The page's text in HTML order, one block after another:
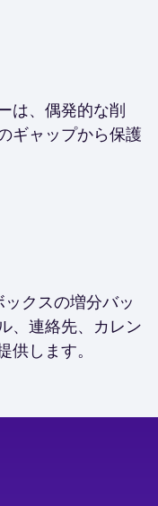
は、偶発的な削
ギャップから保護
クスの増分バッ
、連絡先、カレン
します。